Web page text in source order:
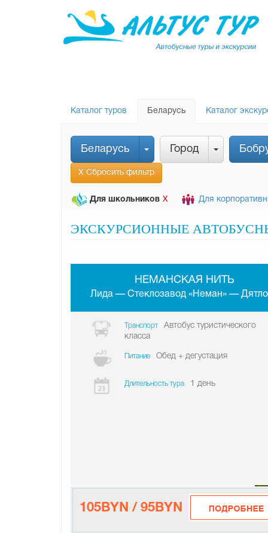
Каталог туров Беларусь Каталог
Беларусь Город
Х Сбросить фильтр
Для школьников Х Для
ЭКСКУРСИОННЫЕ
НЕМАНСКАЯ НИТЬ
Лида — Стеклозавод «Неман» —
Транспорт
Автобус туристического
класса
Питание Обед + дегустация
Длительность тура 1 день
105BYN / 95BYN